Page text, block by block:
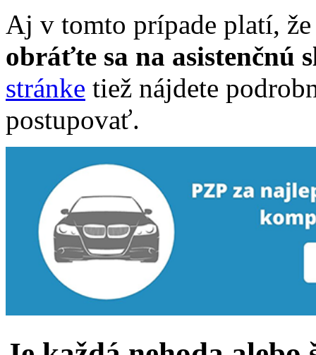
Aj v tomto prípade platí,
obráťte sa na asistenčnú
stránke tiež nájdete
postupovať.